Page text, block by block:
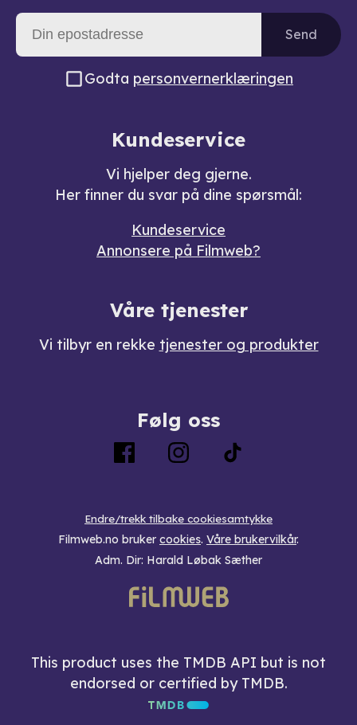
Send
Godta personvernerklæringen
Kundeservice
Vi hjelper deg gjerne.
Her finner du svar på dine spørsmål:
Kundeservice
Annonsere på Filmweb?
Våre tjenester
Vi tilbyr en rekke tjenester og produkter
Følg oss
Endre/trekk tilbake cookiesamtykke
Filmweb.no bruker cookies. Våre brukervilkår.
Adm. Dir: Harald Løbak Sæther
This product uses the TMDB API but is not
endorsed or certified by TMDB.